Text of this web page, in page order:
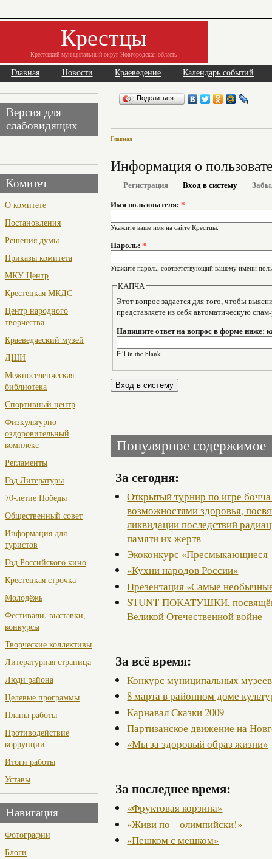
Крестцы
Крестецкий муниципальный округ Новгородская область
Главная Новости Краеведение Календарь событий
Версия для
слабовидящих
Комитет
О комитете
Постановления
Решения думы
Приказы комитета
МКУ Центр
Крестецкая МКДС
Центр народного
творчества
Краеведческий музей
ДШИ
Межпоселенческая
библиотека
Спортивный центр
Физкультурно-
оздоровительный
комплекс
Регламенты
Год Литературы
70-летие Победы
Общественный совет
Информация для
туристов
Год Российского кино
Крестецкая строчка
Молодёжь
Фестивали, выставки,
конкурсы
Творческие коллективы
Литературная страница
Люди района
Целевые программы
Планы работы
Противодействие
коррупции
Итоги работы
Уставы
Навигация
Фотографии
Блоги
Поделиться…
Главная
Информация о
Регистрация Вход в систему
Имя пользователя: *
Укажите ваше имя на сайте Крестцы.
Пароль: *
Укажите пароль, соответствующий вашему имени
КАПЧА
Этот вопрос задается для того, чтобы выяснить,
представляете из себя автоматическую
Напишите ответ на вопрос в форме ниже:
Fill in the blank
Популярное содержимое
За сегодня:
Открытый турнир по игре
возможностями здоровья,
ликвидации последствий
памяти их жертв
Экоконкурс «Пресмыкающиеся
«Кухни народов России»
Презентация «Самые
STUNT-ПОКАТУШКИ,
Великой Отечественной войне
За всё время:
Конкурс муниципальных музеев
8 марта в районном доме
Карнавал Сказки 2009
Партизанское движение на
«Мы за здоровый образ жизни»
За последнее время:
«Фруктовая корзина»
«Живи по – олимпийски!»
«Пешком с мешком»